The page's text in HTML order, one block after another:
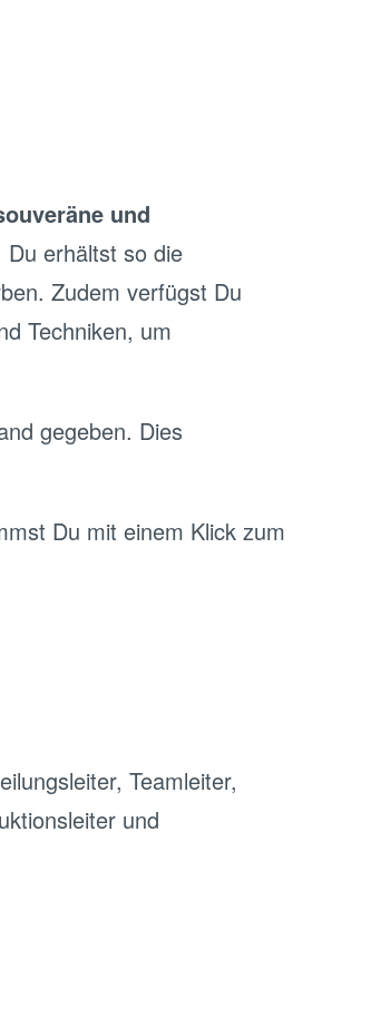
und
Du erhältst so die
Zudem verfügst Du
Techniken, um
gegeben. Dies
Du mit einem Klick zum
Teamleiter,
und